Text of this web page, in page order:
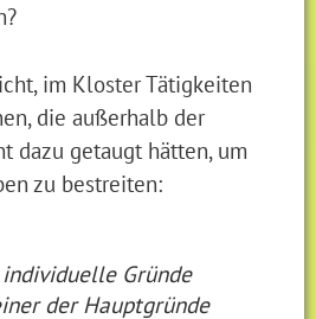
im Kloster Tätigkeiten
die außerhalb der
dazu getaugt hätten, um
zu bestreiten:
Gründe
der Hauptgründe